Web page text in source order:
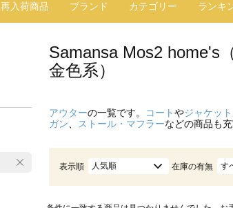
再入荷商品 ブランド カテゴリー ランキ
Samansa Mos2 home's
金色系）
アウターの一覧です。 コートやジャケット
ガン
ストール・マフラーなどの商品も充
表示順 人気順 在庫の有無 す